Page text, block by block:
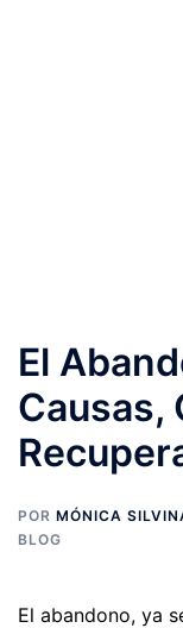
El
Causas,
POR MÓNICA
BLOG
El abandono, ya